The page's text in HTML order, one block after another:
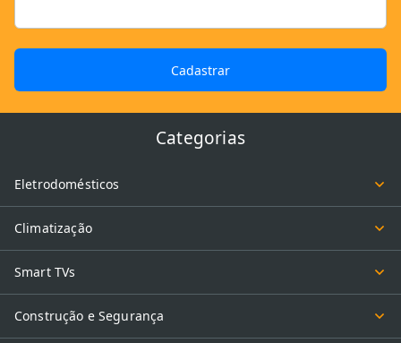
Cadastrar
Categorias
Eletrodomésticos
Climatização
Smart TVs
Construção e Segurança